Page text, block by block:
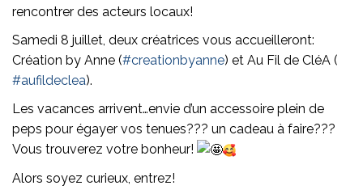
rencontrer des acteurs locaux!
Samedi 8 juillet, deux créatrices vous accueilleront:
Création by Anne (#creationbyanne) et Au Fil de CléA (
#aufildeclea).
Les vacances arrivent…envie d’un accessoire plein de
peps pour égayer vos tenues??? un cadeau à faire???
Vous trouverez votre bonheur!
Alors soyez curieux, entrez!